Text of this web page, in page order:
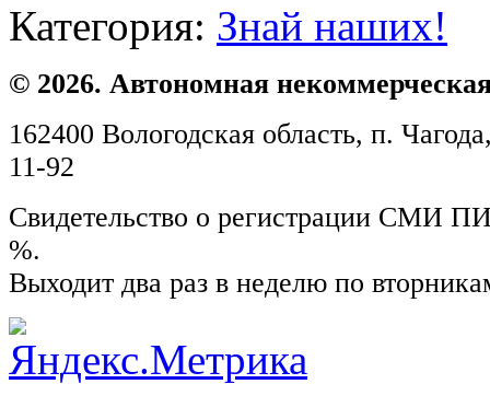
Категория: Знай наших!
© 2026. Автономная
162400 Вологодская область, п.
11-92
Свидетельство о регистрации СМИ
%.
Выходит два раз в неделю по